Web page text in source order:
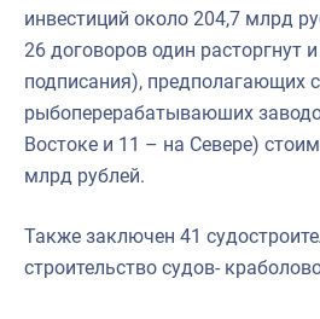
инвестиций около 204,7 млрд
26 договоров один расторгнут
подписания), предполагающих
рыбоперерабатываюших
Востоке и 11 – на Севере)
млрд рублей.
Также заключен 41
строительство судов-